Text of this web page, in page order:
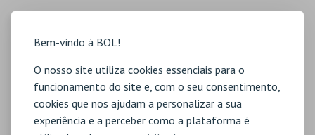
Bem-vindo à BOL!
O nosso site utiliza cookies essenciais para o
funcionamento do site e, com o seu consentimento,
cookies que nos ajudam a personalizar a sua
experiência e a perceber como a plataforma é